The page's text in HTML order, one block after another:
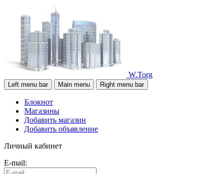
W.Torg
Left menu bar Main menu Right menu bar
Блокнот
Магазины
Добавить магазин
Добавить объявление
Личный кабинет
E-mail: